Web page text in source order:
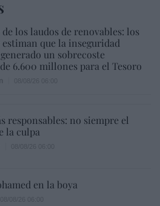
de los laudos de renovables: los
estiman que la inseguridad
un sobrecoste
6.600 millones para el Tesoro
responsables: no siempre el
la culpa
en la boya